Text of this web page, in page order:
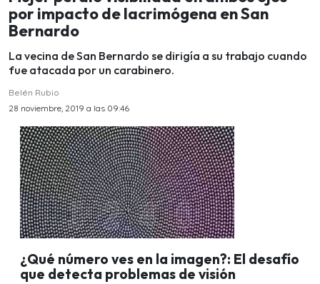
por impacto de lacrimógena en San
Bernardo
La vecina de San Bernardo se dirigía a su trabajo cuando
fue atacada por un carabinero.
Belén Rubio
28 noviembre, 2019 a las 09:46
¿Qué número ves en la imagen?: El desafío
que detecta problemas de visión